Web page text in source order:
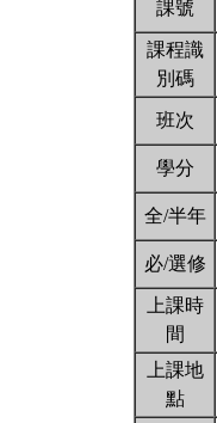
課號
課程識
別碼
班次
學分
全/半年
必/選修
上課時
間
上課地
點